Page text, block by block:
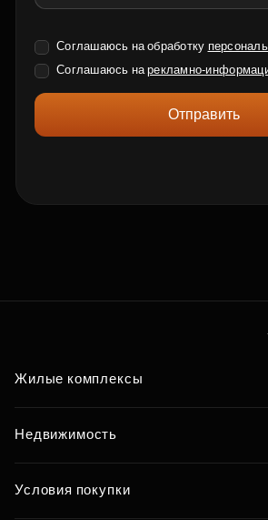
Соглашаюсь на обработку
Соглашаюсь нарекламно-
Отправить
Жилые комплексы
Недвижимость
Условия покупки